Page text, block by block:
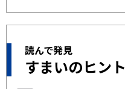
読んで発見
すまいのヒント